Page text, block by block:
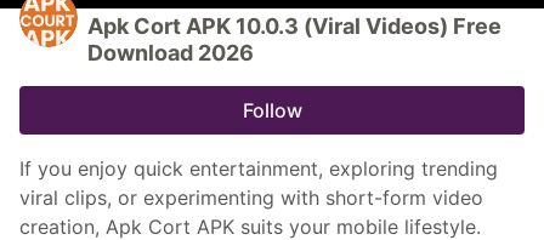
Apk Cort APK 10.0.3 (Viral Videos) Free
Download 2026
Follow
If you enjoy quick entertainment, exploring trending
viral clips, or experimenting with short-form video
creation, Apk Cort APK suits your mobile lifestyle.